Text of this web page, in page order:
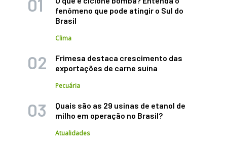
fenômeno que pode atingir o Sul do
Brasil
Clima
Frimesa destaca crescimento das
exportações de carne suína
Pecuária
Quais são as 29 usinas de etanol de
milho em operação no Brasil?
Atualidades